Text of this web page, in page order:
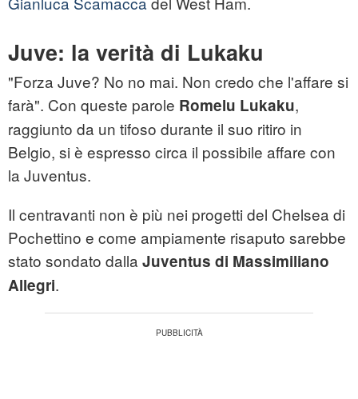
Juve: la verità di Lukaku
"Forza Juve? No no mai. Non credo che l'affare si
farà". Con queste parole Romelu Lukaku,
raggiunto da un tifoso durante il suo ritiro in
Belgio, si è espresso circa il possibile affare con
la Juventus.
Il centravanti non è più nei progetti del Chelsea di
Pochettino e come ampiamente risaputo sarebbe
stato sondato dalla Juventus di Massimiliano
Allegri.